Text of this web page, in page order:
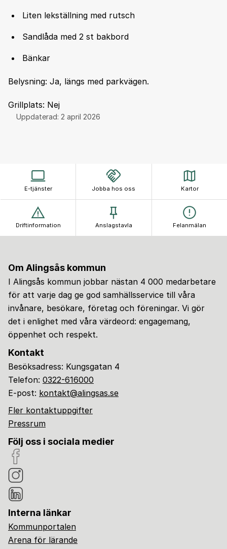
Liten lekställning med rutsch
Sandlåda med 2 st bakbord
Bänkar
Belysning: Ja, längs med parkvägen.
Grillplats: Nej
Uppdaterad: 2 april 2026
E-tjänster Jobba hos oss Kartor
Driftinformation Anslagstavla Felanmälan
Om Alingsås kommun
I Alingsås kommun jobbar nästan 4 000 medarbetare
för att varje dag ge god samhällsservice till våra
invånare, besökare, företag och föreningar. Vi gör
det i enlighet med våra värdeord: engagemang,
öppenhet och respekt.
Kontakt
Besöksadress: Kungsgatan 4
Telefon: 0322-616000
E-post: kontakt@alingsas.se
Fler kontaktuppgifter
Pressrum
Följ oss i sociala medier
Interna länkar
Kommunportalen
Arena för lärande